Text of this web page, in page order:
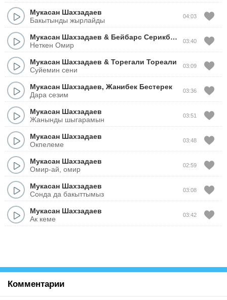
Мукасан Шахзадаев
Бакытынды жырлайды
04:03
Мукасан Шахзадаев & Бейбарс Серикбаев
Неткен Омир
03:40
Мукасан Шахзадаев & Торегали Тореали
Суйемин сени
03:09
Мукасан Шахзадаев, Жанибек Бестерек
Дара сезим
03:36
Мукасан Шахзадаев
Жанынды шыгарамын
03:51
Мукасан Шахзадаев
Окпелеме
03:48
Мукасан Шахзадаев
Омир-ай, омир
02:59
Мукасан Шахзадаев
Сонда да бакыттымыз
03:08
Мукасан Шахзадаев
Ак кеме
03:42
Комментарии